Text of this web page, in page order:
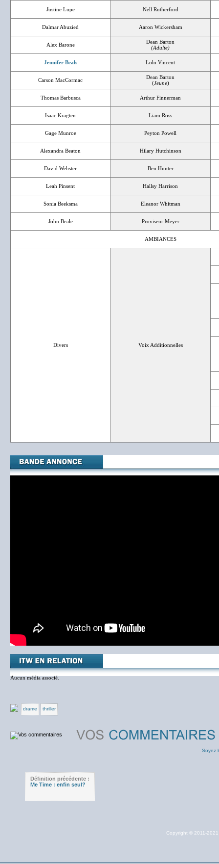
Justine Lupe Nell Rutherford
Dalmar Abuzied Aaron Wickersham
Alex Barone
Dean Barton
(Adulte)
Jennifer Beals Lolo Vincent
Carson MacCormac
Dean Barton
(Jeune)
Thomas Barbusca Arthur Finnerman
Isaac Kragten Liam Ross
Gage Munroe Peyton Powell
Alexandra Beaton Hilary Hutchinson
David Webster Ben Hunter
Leah Pinsent Hallsy Harrison
Sonia Beeksma Eleanor Whitman
John Beale Proviseur Meyer
AMBIANCES
Divers Voix Additionnelles
Aucun média associé.
drame thriller
Soyez
Définition précédente :
Me Time : enfin seul?
Copyright © 2011-